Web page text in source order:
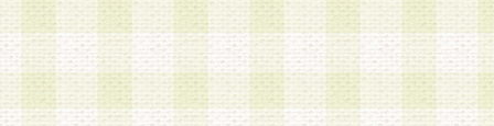
を行うものとします。当社は、会員登録を承認し
会員として本サービスを 受けるためのログイン
を付与します。
3.会員は、会員登録の際に申告する登録情報の全